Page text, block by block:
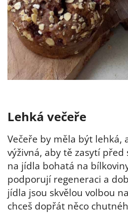
Lehká večeře
Večeře by měla být lehká,
výživná, aby tě zasytí před
na jídla bohatá na
podporují regeneraci a
jídla jsou skvělou volbou
chceš dopřát něco